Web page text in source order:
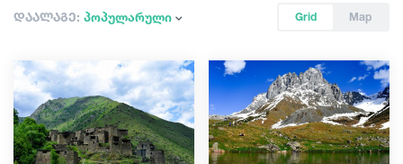
რა ვნახოთ
გიდები
სტატიები
Grid Map
დაალაგე: პოპულარული